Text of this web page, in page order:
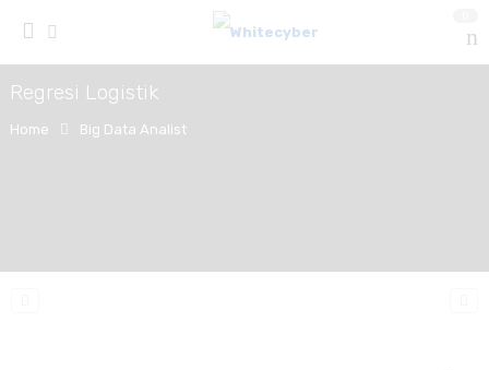
Regresi Logistik
Home Big Data Analist